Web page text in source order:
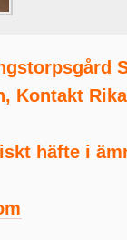
Kontakt
häfte i